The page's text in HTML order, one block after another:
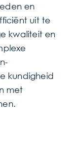
en
uit te
kwaliteit en
kundigheid
met